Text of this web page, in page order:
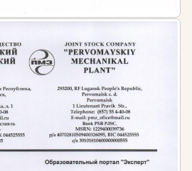
заочная с применением
осваивается онлайн через
доступны лекции, видеоуроки,
материалы. Вы можете
для вас время, без отрыва от
приезжать на очные